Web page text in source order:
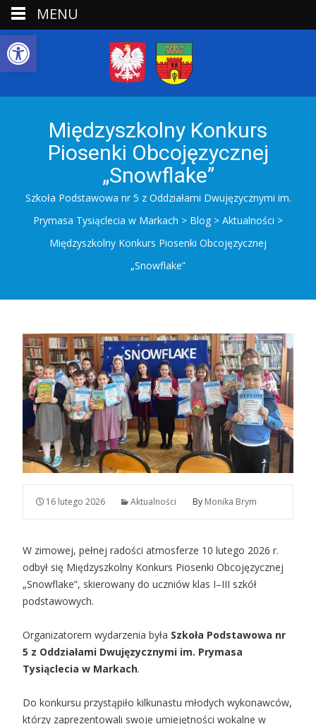
Open toolbar
Międzyszkolny Konkurs
Piosenki Obcojęzycznej
„Snowflake”
Szkoła Podstawowa nr 5 z Oddziałami Dwujęzycznymi im.
Prymasa Tysiąclecia w Markach > Blog > Aktualności >
Międzyszkolny Konkurs Piosenki Obcojęzycznej
„Snowflake”
16 lutego 2026 Aktualności By Monika Brym
W zimowej, pełnej radości atmosferze 10 lutego 2026 r.
odbył się Międzyszkolny Konkurs Piosenki Obcojęzycznej
„Snowflake”, skierowany do uczniów klas I–III szkół
podstawowych.
Organizatorem wydarzenia była Szkoła Podstawowa nr
5 z Oddziałami Dwujęzycznymi im. Prymasa
Tysiąclecia w Markach.
Do konkursu przystąpiło kilkunastu młodych wykonawców,
którzy zaprezentowali swoje umiejętności wokalne w
MENU